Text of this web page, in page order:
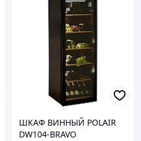
ШКАФ ВИННЫЙ POLAIR
DW104-BRAVO